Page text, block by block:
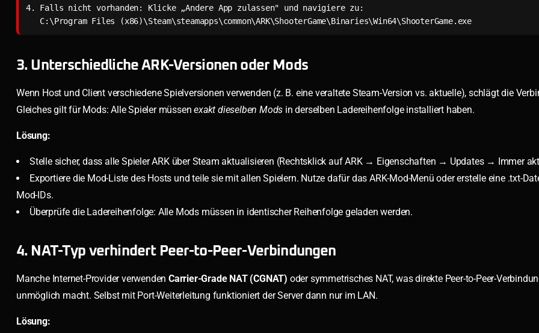
4. Falls nicht vorhanden: Klicke „Andere App zulassen" und navigiere zu:
   C:\Program Files (x86)\Steam\steamapps\common\ARK\ShooterGame\Binaries\Win64\ShooterGame.exe
3. Unterschiedliche ARK-Versionen oder Mods
Wenn Host und Client verschiedene Spielversionen verwenden (z. B. eine veraltete Steam-Version vs. aktuelle), schlägt die
Gleiches gilt für Mods: Alle Spieler müssenexakt dieselben Mods in derselben Ladereihenfolge installiert haben.
Lösung:
Stelle sicher, dass alle Spieler ARK über Steam aktualisieren (Rechtsklick auf ARK → Eigenschaften → Updates → Immer
Exportiere die Mod-Liste des Hosts und teile sie mit allen Spielern. Nutze dafür das ARK-Mod-Menü oder erstelle eine .txt-
Mod-IDs.
Überprüfe die Ladereihenfolge: Alle Mods müssen in identischer Reihenfolge geladen werden.
4. NAT-Typ verhindert Peer-to-Peer-Verbindungen
Manche Internet-Provider verwenden Carrier-Grade NAT (CGNAT) oder symmetrisches NAT, was direkte Peer-to-Peer-
unmöglich macht. Selbst mit Port-Weiterleitung funktioniert der Server dann nur im LAN.
Lösung: